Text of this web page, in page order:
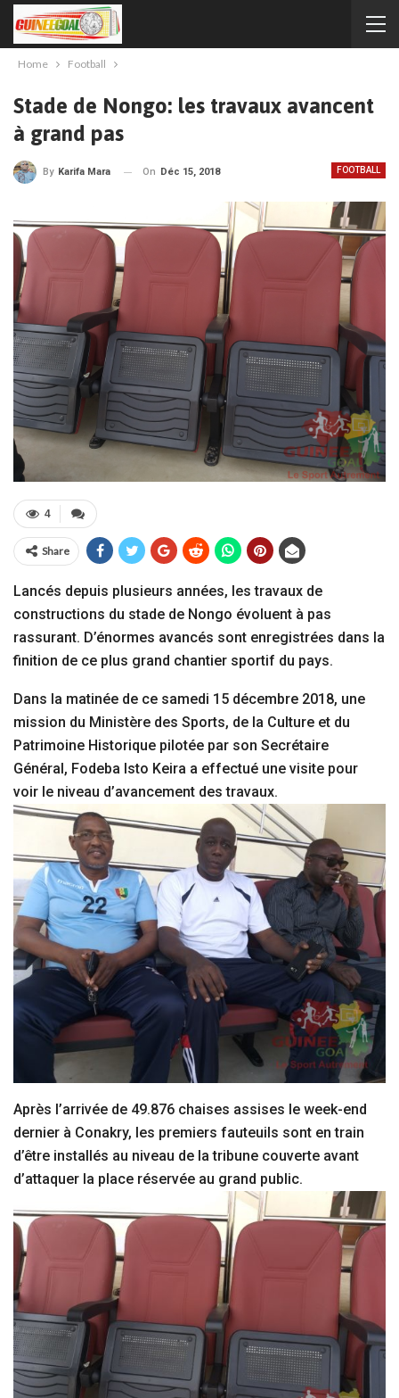
Home Football
Stade de Nongo: les travaux avancent
à grand pas
FOOTBALL
By Karifa Mara On Déc 15, 2018
4
Share
Lancés depuis plusieurs années, les travaux de
constructions du stade de Nongo évoluent à pas
rassurant. D’énormes avancés sont enregistrées dans la
finition de ce plus grand chantier sportif du pays.
Dans la matinée de ce samedi 15 décembre 2018, une
mission du Ministère des Sports, de la Culture et du
Patrimoine Historique pilotée par son Secrétaire
Général, Fodeba Isto Keira a effectué une visite pour
voir le niveau d’avancement des travaux.
Après l’arrivée de 49.876 chaises assises le week-end
dernier à Conakry, les premiers fauteuils sont en train
d’être installés au niveau de la tribune couverte avant
d’attaquer la place réservée au grand public.